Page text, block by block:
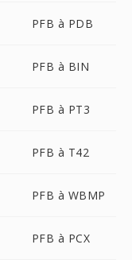
PFB à PDB
PFB à BIN
PFB à PT3
PFB à T42
PFB à WBMP
PFB à PCX